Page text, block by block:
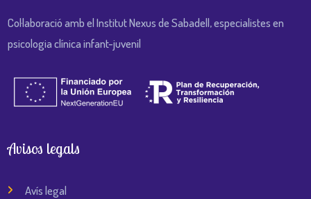
Col·laboració amb el Institut Nexus de Sabadell, especialistes en
psicologia clínica infant-juvenil
Avisos legals
Avís legal